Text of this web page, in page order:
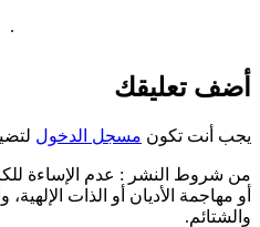
.
أضف تعليقك
يجب أنت تكون مسجل الدخول
من شروط النشر : عدم الإساءة
أو مهاجمة الأديان أو الذات
والشتائم.